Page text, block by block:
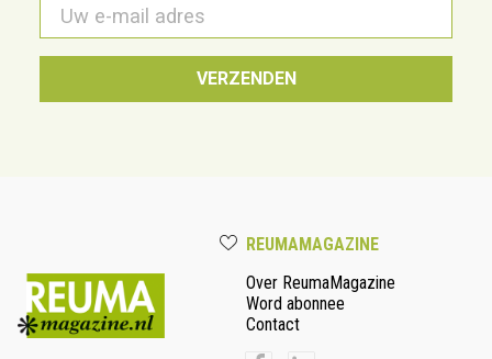
mail
*
REUMAMAGAZINE
Over ReumaMagazine
Word abonnee
Contact